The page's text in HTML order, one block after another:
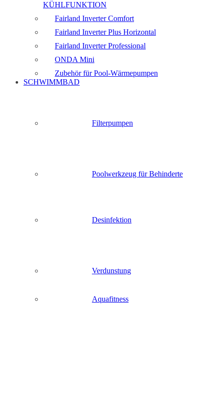
KÜHLFUNKTION
Fairland Inverter Comfort
Fairland Inverter Plus Horizontal
Fairland Inverter Professional
ONDA Mini
Zubehör für Pool-Wärmepumpen
SCHWIMMBAD
Filterpumpen
Poolwerkzeug für Behinderte
Desinfektion
Verdunstung
Aquafitness